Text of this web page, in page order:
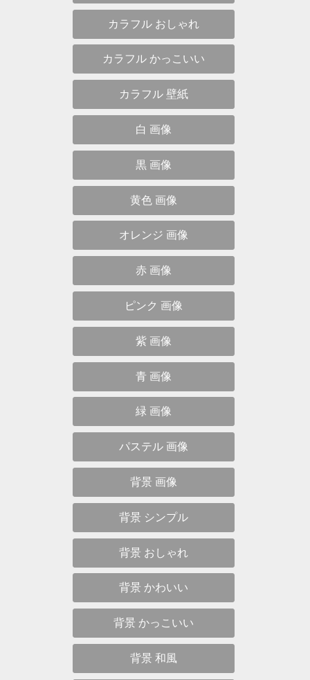
カラフル おしゃれ
カラフル かっこいい
カラフル 壁紙
白 画像
黒 画像
黄色 画像
オレンジ 画像
赤 画像
ピンク 画像
紫 画像
青 画像
緑 画像
パステル 画像
背景 画像
背景 シンプル
背景 おしゃれ
背景 かわいい
背景 かっこいい
背景 和風